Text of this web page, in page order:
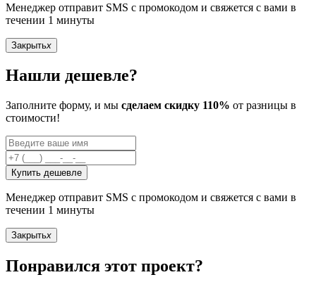
Менеджер отправит SMS с промокодом и свяжется с вами в
течении 1 минуты
Закрытьx
Нашли дешевле?
Заполните форму, и мы сделаем скидку 110% от разницы в
стоимости!
Купить дешевле
Менеджер отправит SMS с промокодом и свяжется с вами в
течении 1 минуты
Закрытьx
Понравился этот проект?